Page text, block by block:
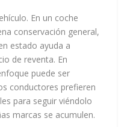
En un coche
conservación general,
estado ayuda a
de reventa. En
puede ser
conductores prefieren
para seguir viéndolo
marcas se acumulen.